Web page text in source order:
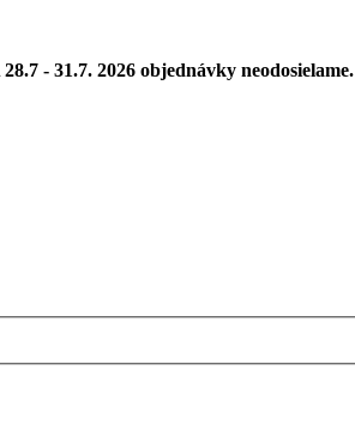
- 31.7. 2026 objednávky neodosielame.